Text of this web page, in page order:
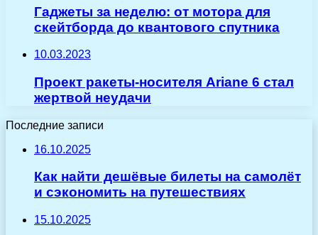
Гаджеты за неделю: от мотора для
скейтборда до квантового спутника
10.03.2023
Проект ракеты-носителя Ariane 6 стал
жертвой неудачи
Последние записи
16.10.2025
Как найти дешёвые билеты на самолёт
и сэкономить на путешествиях
15.10.2025